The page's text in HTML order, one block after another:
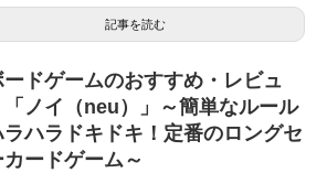
記事を読む
ードゲームのおすすめ・レビュ
「ノイ（neu）」～簡単なルール
ラハラドキドキ！定番のロングセ
カードゲーム～